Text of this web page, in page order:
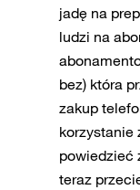
jadę na
ludzi na
bez) która
zakup
korzystanie
powiedzieć
teraz